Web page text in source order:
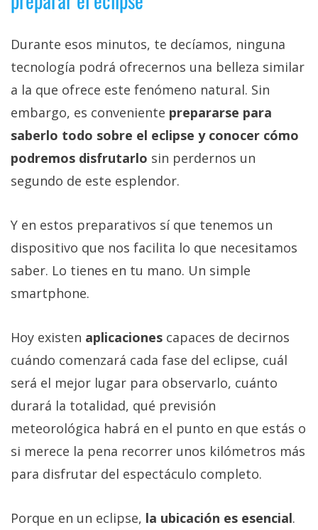
Durante esos minutos, te decíamos, ninguna
tecnología podrá ofrecernos una belleza similar
a la que ofrece este fenómeno natural. Sin
embargo, es conveniente prepararse para
saberlo todo sobre el eclipse y conocer cómo
podremos disfrutarlo sin perdernos un
segundo de este esplendor.
Y en estos preparativos sí que tenemos un
dispositivo que nos facilita lo que necesitamos
saber. Lo tienes en tu mano. Un simple
smartphone.
Hoy existen aplicaciones capaces de decirnos
cuándo comenzará cada fase del eclipse, cuál
será el mejor lugar para observarlo, cuánto
durará la totalidad, qué previsión
meteorológica habrá en el punto en que estás o
si merece la pena recorrer unos kilómetros más
para disfrutar del espectáculo completo.
Porque en un eclipse, la ubicación es esencial.